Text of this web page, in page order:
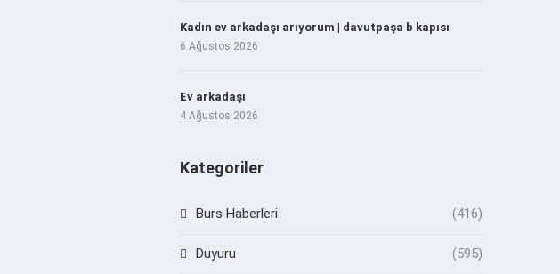
Kadın ev arkadaşı arıyorum | davutpaşa b kapısı
6 Ağustos 2026
Ev arkadaşı
4 Ağustos 2026
Kategoriler
Burs Haberleri (416)
Duyuru (595)